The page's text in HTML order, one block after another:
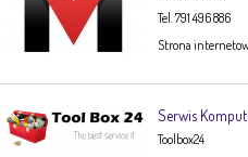
Tel. 791 496 886
Strona
Serwis
Toolbox24